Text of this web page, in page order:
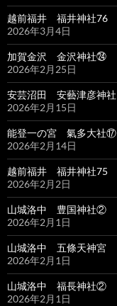
越前福井 福井神社76
2026年3月4日
加賀金沢 金沢神社㉔
2026年2月25日
安芸沼田 安藝津彦神社
2026年2月15日
能登一の宮 氣多大社⑰
2026年2月14日
越前福井 福井神社75
2026年2月2日
山城洛中 豊国神社②
2026年2月1日
山城洛中 五條天神宮
2026年2月1日
山城洛中 福長神社②
2026年2月1日